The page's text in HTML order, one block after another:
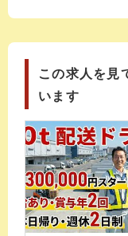
この求人を見
います